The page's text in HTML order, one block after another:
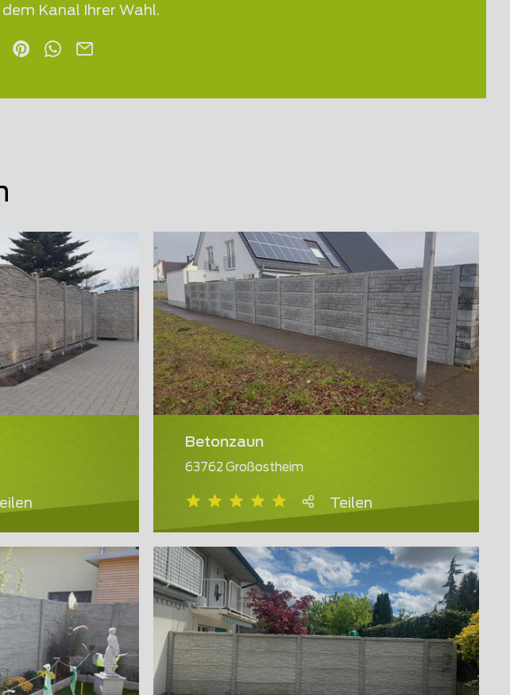
Kanal Ihrer Wahl.
Betonzaun
63762 Großostheim
Teilen